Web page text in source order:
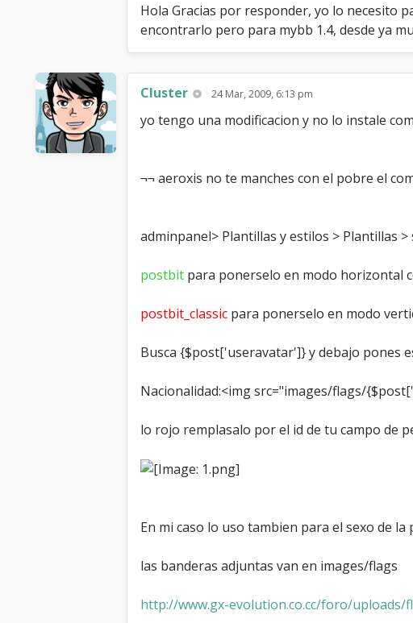
Hola Gracias por responder, yo lo necesito
encontrarlo pero para mybb 1.4, desde ya
Cluster 24 Mar, 2009, 6:13 pm
yo tengo una modificacion y no lo instale
¬¬ aeroxis no te manches con el pobre el
adminpanel> Plantillas y estilos > Plantillas
postbit para ponerselo en modo horizontal
postbit_classic para ponerselo en modo
Busca {$post['useravatar']} y debajo pones
Nacionalidad:<img src="images/flags/
lo rojo remplasalo por el id de tu campo de
En mi caso lo uso tambien para el sexo de la
las banderas adjuntas van en images/flags
http://www.gx-evolution.co.cc/foro/uploads/